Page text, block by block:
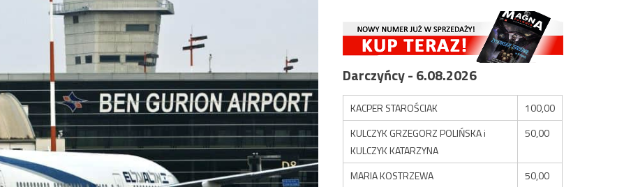
Darczyńcy - 6.08.2026
KACPER STAROŚCIAK
100,00
KULCZYK GRZEGORZ POLIŃSKA i
KULCZYK KATARZYNA
50,00
MARIA KOSTRZEWA
50,00